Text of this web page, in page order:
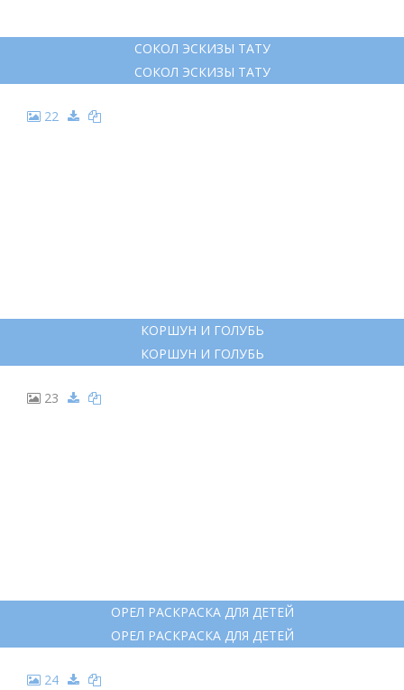
СОКОЛ ЭСКИЗЫ ТАТУ
СОКОЛ ЭСКИЗЫ ТАТУ
22
КОРШУН И ГОЛУБЬ
КОРШУН И ГОЛУБЬ
23
ОРЕЛ РАСКРАСКА ДЛЯ ДЕТЕЙ
ОРЕЛ РАСКРАСКА ДЛЯ ДЕТЕЙ
24